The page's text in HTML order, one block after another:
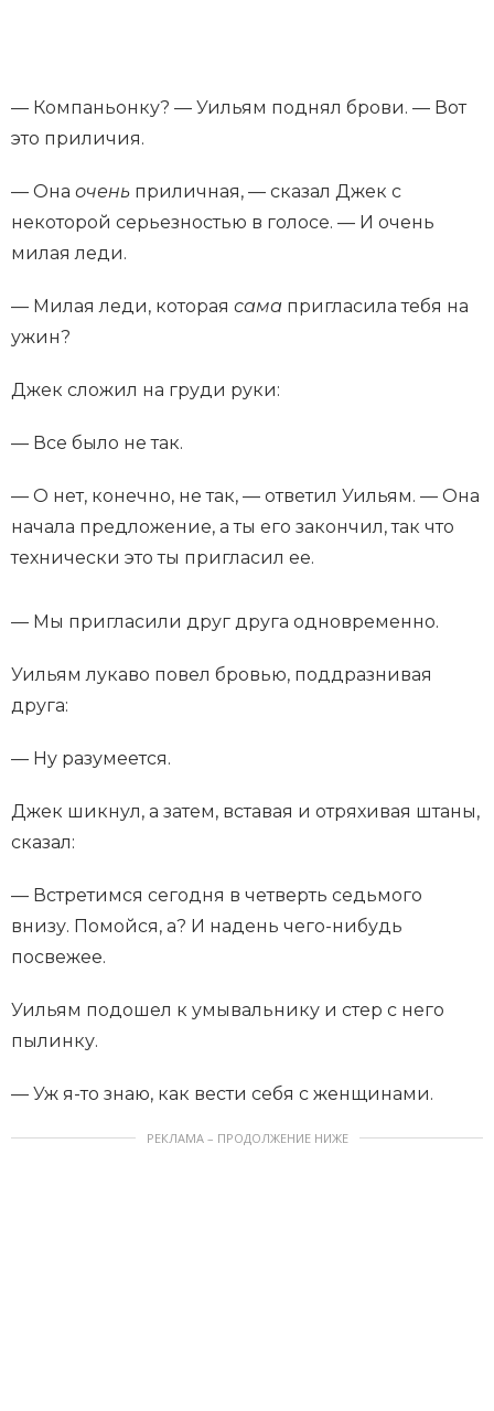
— Компаньонку? — Уильям поднял брови. — Вот
это приличия.
— Она очень приличная, — сказал Джек с
некоторой серьезностью в голосе. — И очень
милая леди.
— Милая леди, которая сама пригласила тебя на
ужин?
Джек сложил на груди руки:
— Все было не так.
— О нет, конечно, не так, — ответил Уильям. — Она
начала предложение, а ты его закончил, так что
технически это ты пригласил ее.
— Мы пригласили друг друга одновременно.
Уильям лукаво повел бровью, поддразнивая
друга:
— Ну разумеется.
Джек шикнул, а затем, вставая и отряхивая штаны,
сказал:
— Встретимся сегодня в четверть седьмого
внизу. Помойся, а? И надень чего-нибудь
посвежее.
Уильям подошел к умывальнику и стер с него
пылинку.
— Уж я-то знаю, как вести себя с женщинами.
РЕКЛАМА – ПРОДОЛЖЕНИЕ НИЖЕ